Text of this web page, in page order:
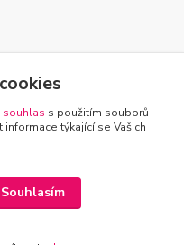
souhlas s použitím souborů
týkající se Vašich
Souhlasím